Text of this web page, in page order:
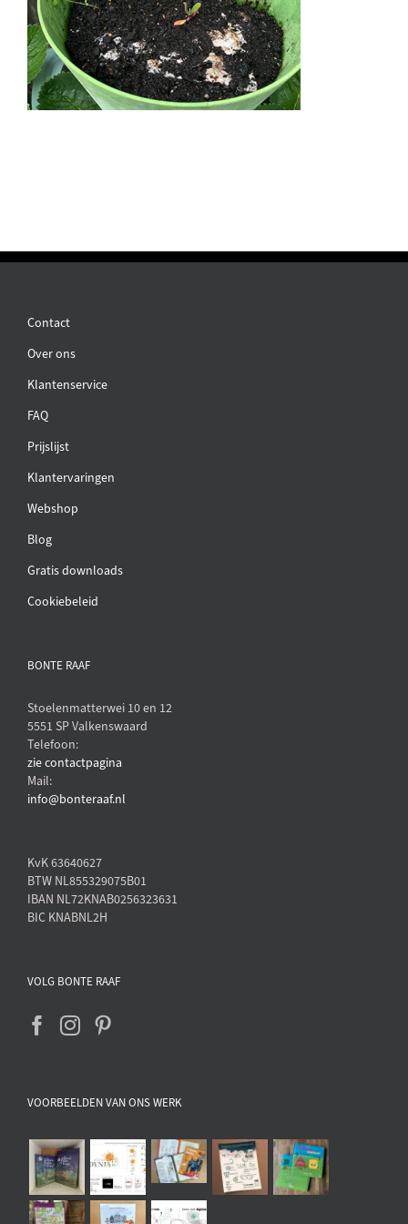
Contact
Over ons
Klantenservice
FAQ
Prijslijst
Klantervaringen
Webshop
Blog
Gratis downloads
Cookiebeleid
BONTE RAAF
Stoelenmatterwei 10 en 12
5551 SP Valkenswaard
Telefoon:
zie contactpagina
Mail:
info@bonteraaf.nl
KvK 63640627
BTW NL855329075B01
IBAN NL72KNAB0256323631
BIC KNABNL2H
VOLG BONTE RAAF
VOORBEELDEN VAN ONS WERK